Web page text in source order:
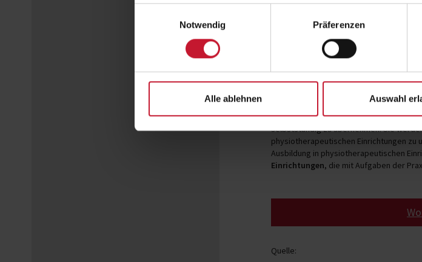
Notwendig
Präferenzen
Alle ablehnen Auswahl
Dual Studierende der DHfPGkönnen
Schnittstelle zwischen dem ersten und
Bereich gilt es zu ergänzen, damit die
Mit dem Workshop
Personal qualifizieren
„Praxisorganisation
einer physiotherapeutischen
selbstständig zu übernehmen. Sie
physiotherapeutischen Einrichtungen zu
Ausbildung in physiotherapeutischen
Einrichtungen, die mit Aufgaben der
Quelle: